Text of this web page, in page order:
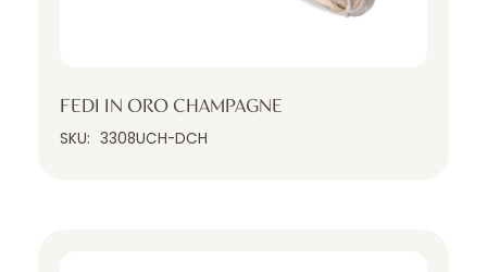
FEDI IN ORO CHAMPAGNE
SKU: 3308UCH-DCH